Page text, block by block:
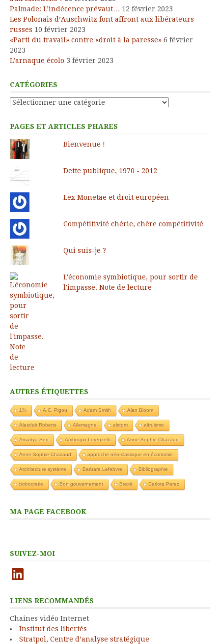
Palmade: L’indécence prévaut… 12 février 2023
Les Polonais d’Auschwitz font affront aux libérateurs
russes 10 février 2023
«Parti du travail» contre «droit à la paresse» 6 février
2023
L’arnaque écolo 3 février 2023
CATÉGORIES
Catégories
PAGES ET ARTICLES PHARES
Bienvenue !
Dette publique, 1970 - 2012
Lex Monetae et droit européen
Compétitivité chérie, chère compétitivité
Qui suis-je ?
L'économie symbiotique, pour sortir de
l'impasse. Note de lecture
AUTRES ÉTIQUETTES
1% A.C. Pigou Adam Smith Alan Bloom
Alasdair Roberts Allemagne alstom altruisme
Amartya Sen Ambrogio Lorenzetti Anne-Sophie Chazaud
Anne Sophie Chazaud approche néo-classique en économie
Architecture système Barbara Lefebvre Bibliographie
bobocratie Bon gouvernement Brexit Carlota Perez
MA PAGE FACEBOOK
SUIVEZ-MOI
LinkedIn
LIENS RECOMMANDÉS
Chaines vidéo Internet
Institut des libertés
Stratpol, Centre d’analyse stratégique